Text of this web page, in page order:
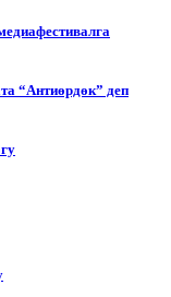
“Антиөрдөк” деп